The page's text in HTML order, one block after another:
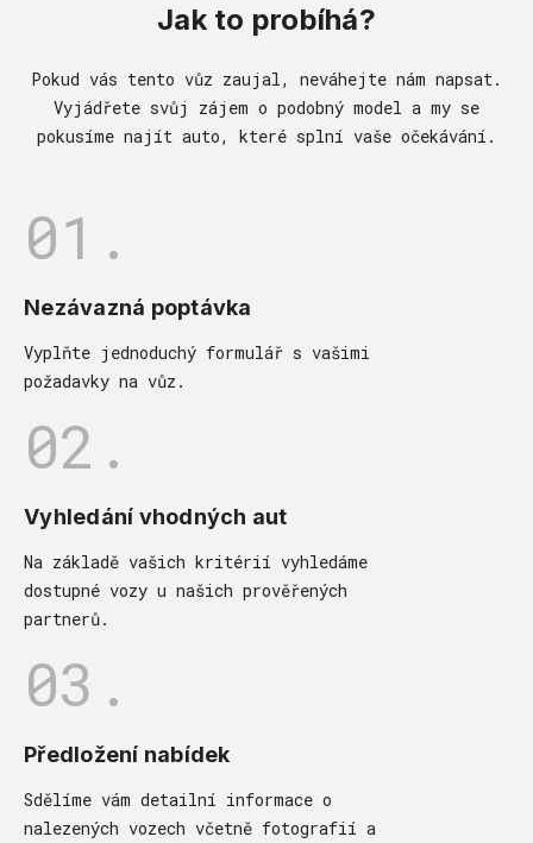
Jak to probíhá?
Pokud vás tento vůz zaujal, neváhejte nám napsat.
Vyjádřete svůj zájem o podobný model a my se
pokusíme najít auto, které splní vaše očekávání.
01.
Nezávazná poptávka
Vyplňte jednoduchý formulář s vašimi
požadavky na vůz.
02.
Vyhledání vhodných aut
Na základě vašich kritérií vyhledáme
dostupné vozy u našich prověřených
partnerů.
03.
Předložení nabídek
Sdělíme vám detailní informace o
nalezených vozech včetně fotografií a